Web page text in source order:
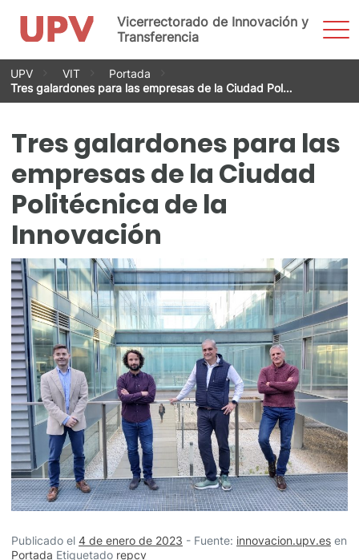
Saltar
contenido
Vicerrectorado de Innovación y
Transferencia
UPV VIT
Portada
Tres galardones para las empresas de la Ciudad Pol…
Tres galardones para las
empresas de la Ciudad
Politécnica de la
Innovación
Publicado el 4 de enero de 2023 - Fuente: innovacion.upv.es en
Portada Etiquetado repcv